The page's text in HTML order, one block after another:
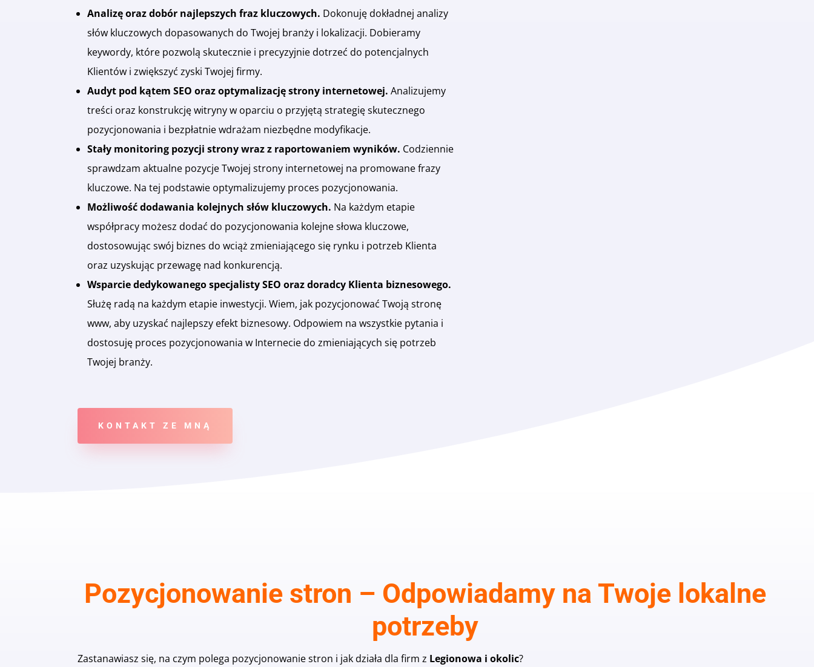
Analizę oraz dobór najlepszych fraz kluczowych. Dokonuję dokładnej analizy
słów kluczowych dopasowanych do Twojej branży i lokalizacji. Dobieramy
keywordy, które pozwolą skutecznie i precyzyjnie dotrzeć do potencjalnych
Klientów i zwiększyć zyski Twojej firmy.
Audyt pod kątem SEO oraz optymalizację strony internetowej. Analizujemy
treści oraz konstrukcję witryny w oparciu o przyjętą strategię skutecznego
pozycjonowania i bezpłatnie wdrażam niezbędne modyfikacje.
Stały monitoring pozycji strony wraz z raportowaniem wyników. Codziennie
sprawdzam aktualne pozycje Twojej strony internetowej na promowane frazy
kluczowe. Na tej podstawie optymalizujemy proces pozycjonowania.
Możliwość dodawania kolejnych słów kluczowych. Na każdym etapie
współpracy możesz dodać do pozycjonowania kolejne słowa kluczowe,
dostosowując swój biznes do wciąż zmieniającego się rynku i potrzeb Klienta
oraz uzyskując przewagę nad konkurencją.
Wsparcie dedykowanego specjalisty SEO oraz doradcy Klienta biznesowego.
Służę radą na każdym etapie inwestycji. Wiem, jak pozycjonować Twoją stronę
www, aby uzyskać najlepszy efekt biznesowy. Odpowiem na wszystkie pytania i
dostosuję proces pozycjonowania w Internecie do zmieniających się potrzeb
Twojej branży.
KONTAKT ZE MNĄ
Pozycjonowanie stron – Odpowiadamy na Twoje lokalne
potrzeby
Zastanawiasz się, na czym polega pozycjonowanie stron i jak działa dla firm z Legionowa i okolic?